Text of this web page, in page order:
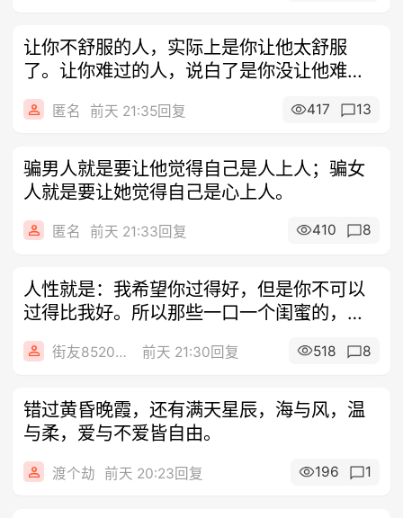
让你不舒服的人，实际上是你让他太舒服
了。让你难过的人，说白了是你没让他难
过。看不
匿名 前天 21:35回复 417 13
骗男人就是要让他觉得自己是人上人；骗女
人就是要让她觉得自己是心上人。
匿名 前天 21:33回复 410 8
人性就是：我希望你过得好，但是你不可以
过得比我好。所以那些一口一个闺蜜的，都
是最
街友85208437 前天 21:30回复 518 8
错过黄昏晚霞，还有满天星辰，海与风，温
与柔，爱与不爱皆自由。
渡个劫 前天 20:23回复 196 1